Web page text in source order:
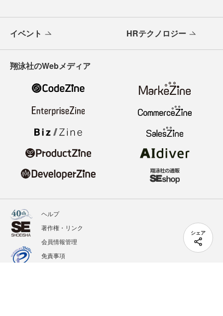
シェア
イベント HRテクノロジー
翔泳社のWebメディア
ヘルプ
著作権・リンク
会員情報管理
免責事項